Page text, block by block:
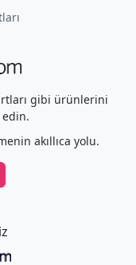
gibi ürünlerini
edin.
akıllıca yolu.